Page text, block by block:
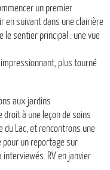
un premier
en suivant dans une clairière
le sentier principal : une vue
impressionnant, plus tourné
aux jardins
à une leçon de soins
du Lac, et rencontrons une
pour un reportage sur
interviewés. RV en janvier